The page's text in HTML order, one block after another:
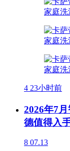
4 23小时前
2026年7
德值得入
8 07.13